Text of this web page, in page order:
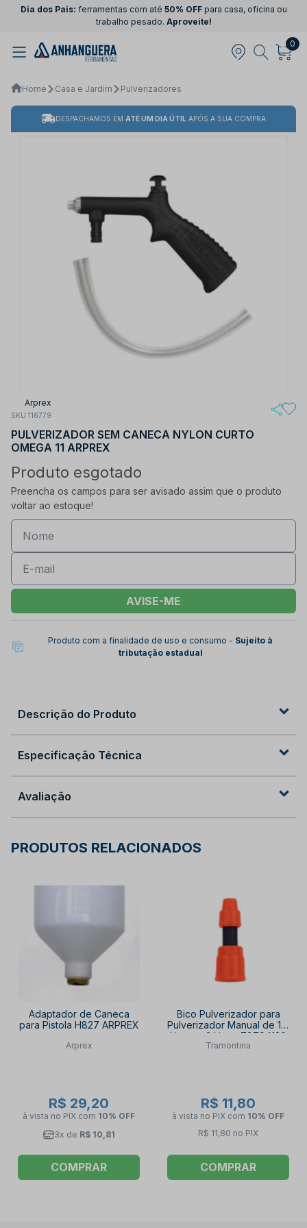
Dia dos Pais: ferramentas com até 50% OFFpara casa, oficina ou
trabalho pesado. Aproveite!
0
Home Casa e Jardim Pulverizadores
DESPACHAMOS EM ATÉ UM DIA ÚTIL APÓS A SUA COMPRA
Arprex
SKU 116779
PULVERIZADOR SEM CANECA NYLON CURTO
OMEGA 11 ARPREX
Produto esgotado
Preencha os campos para ser avisado assim que o produto
voltar ao estoque!
AVISE-ME
Produto com a finalidade de uso e consumo - Sujeito à
tributação estadual
Descrição do Produto
Especificação Técnica
Avaliação
PRODUTOS RELACIONADOS
Adaptador de Caneca
para Pistola H827 ARPREX
Arprex
R$ 29,20
à vista no PIX com 10% OFF
3x de R$ 10,81
COMPRAR
Bico Pulverizador para
Pulverizador Manual de 1,5
Litros e 2 Litros 78794120
TRAMONTINA
Tramontina
R$ 11,80
à vista no PIX com 10% OFF
R$ 11,80 no PIX
COMPRAR